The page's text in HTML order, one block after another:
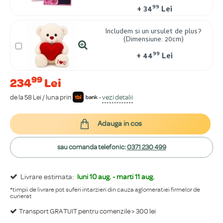
Livrare estimata: luni 10 aug. - marti 11 aug.
*timpii de livrare pot suferi intarzieri din cauza aglomeratiei firmelor de
curierat
Transport GRATUIT pentru comenzile > 300 lei
23499 Lei
de la 58 Lei / luna prin -vezi detalii
+3499 Lei
Includem si un ursulet de plus?
(Dimensiune: 20cm)
+ 4499 Lei
Adauga in cos
sau comanda telefonic:0371 230 499